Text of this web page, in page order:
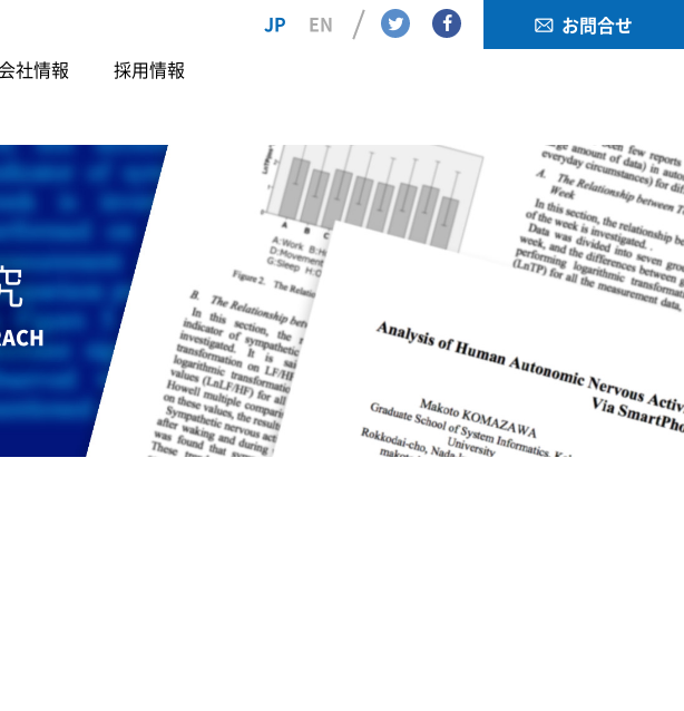
社情報 採用情報
お問合せ
JP EN Twitter Facebook